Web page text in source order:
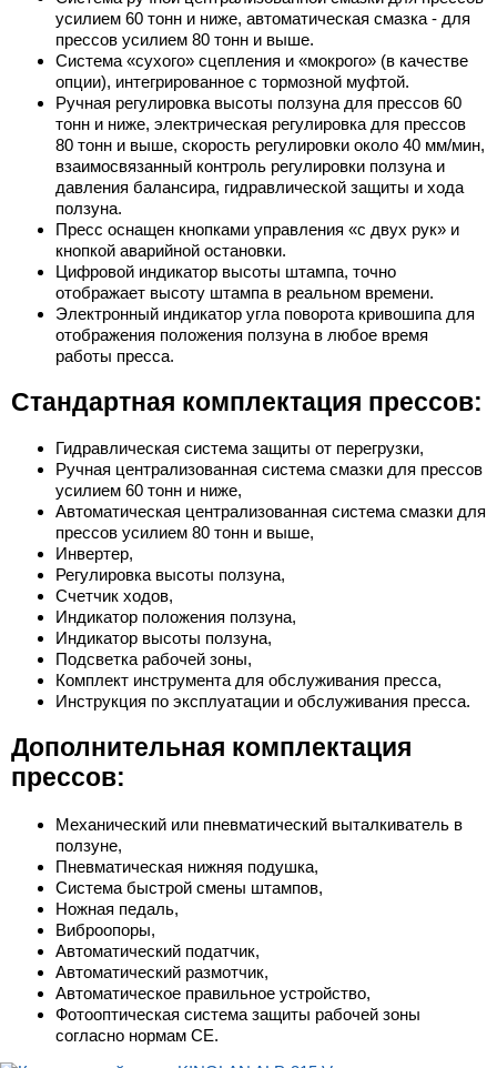
усилием 60 тонн и ниже, автоматическая смазка - для
прессов усилием 80 тонн и выше.
Система «сухого» сцепления и «мокрого» (в качестве
опции), интегрированное с тормозной муфтой.
Ручная регулировка высоты ползуна для прессов 60
тонн и ниже, электрическая регулировка для прессов
80 тонн и выше, скорость регулировки около 40 мм/мин,
взаимосвязанный контроль регулировки ползуна и
давления балансира, гидравлической защиты и хода
ползуна.
Пресс оснащен кнопками управления «с двух рук» и
кнопкой аварийной остановки.
Цифровой индикатор высоты штампа, точно
отображает высоту штампа в реальном времени.
Электронный индикатор угла поворота кривошипа для
отображения положения ползуна в любое время
работы пресса.
Стандартная комплектация прессов:
Гидравлическая система защиты от перегрузки,
Ручная централизованная система смазки для прессов
усилием 60 тонн и ниже,
Автоматическая централизованная система смазки для
прессов усилием 80 тонн и выше,
Инвертер,
Регулировка высоты ползуна,
Счетчик ходов,
Индикатор положения ползуна,
Индикатор высоты ползуна,
Подсветка рабочей зоны,
Комплект инструмента для обслуживания пресса,
Инструкция по эксплуатации и обслуживания пресса.
Дополнительная комплектация
прессов:
Механический или пневматический выталкиватель в
ползуне,
Пневматическая нижняя подушка,
Система быстрой смены штампов,
Ножная педаль,
Виброопоры,
Автоматический податчик,
Автоматический размотчик,
Автоматическое правильное устройство,
Фотооптическая система защиты рабочей зоны
согласно нормам СЕ.